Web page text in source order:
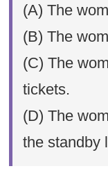
(A) The
(B) The
(C) The
tickets.
(D) The
the standby